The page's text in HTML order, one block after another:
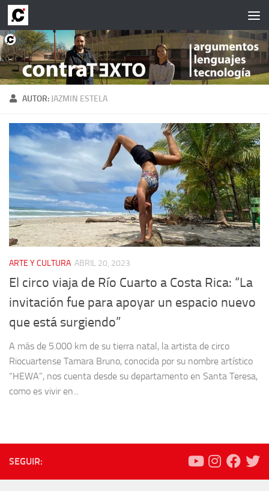
Saltar al contenido
AUTOR: JAZMIN ESTELA
ARTE Y CULTURA ABRIL 20, 2023
El circo viaja de Río Cuarto a Costa Rica: “La
invitación fue para apoyar un espacio nuevo
que está surgiendo”
A más de 5.000 km de su tierra natal, la artista de circo
Riocuartense Tamara Bruno, conocida por su nombre artístico
“HEWA”, nos cuenta desde su departamento en Santa Teresa,
como es vivir en...
SEGUIR: